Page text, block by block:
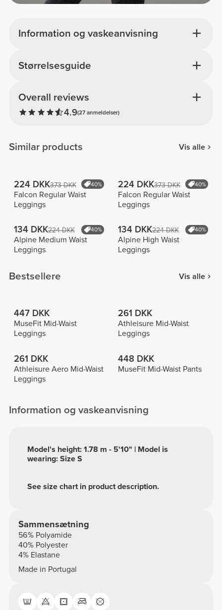
Information og vaskeanvisning
Overall reviews
4.9(27 anmeldelser)
Størrelsesguide
Similar products Vis alle
224 DKK373 DKK 40%
Falcon Regular Waist
Leggings
224 DKK373 DKK 40%
Falcon Regular Waist
Leggings
134 DKK224 DKK 40%
Alpine Medium Waist
Leggings
134 DKK224 DKK 40%
Alpine High Waist
Leggings
Bestsellere Vis alle
447 DKK
MuseFit Mid-Waist
Leggings
261 DKK
Athleisure Mid-Waist
Leggings
261 DKK
Athleisure Aero Mid-Waist
Leggings
448 DKK
MuseFit Mid-Waist Pants
Information og vaskeanvisning
See size chart in product description.
Model's height: 1.78 m - 5'10" | Model is
wearing: Size S
Sammensætning
56% Polyamide
40% Polyester
4% Elastane
Made in Portugal